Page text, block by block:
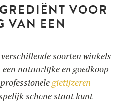
VOOR
VAN EEN
soorten winkels
natuurlijke en goedkoop
gietijzeren
schone staat kunt